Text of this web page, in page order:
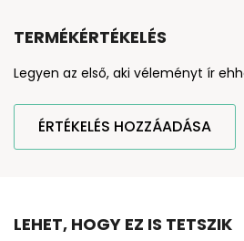
TERMÉKÉRTÉKELÉS
Legyen az első, aki véleményt ír
ÉRTÉKELÉS HOZZÁADÁSA
LEHET, HOGY EZ IS TETSZIK